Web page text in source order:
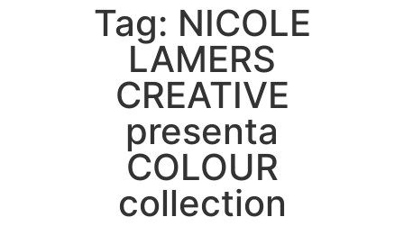
Tag: NICOLE
LAMERS
CREATIVE
presenta
COLOUR
collection